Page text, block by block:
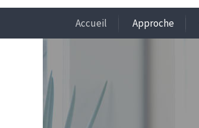
Accueil Approche